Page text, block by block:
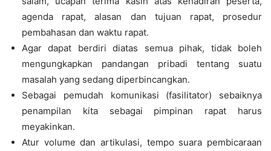
agenda rapat, alasan dan tujuan rapat, prosedur
pembahasan dan waktu rapat.
Agar dapat berdiri diatas semua pihak, tidak boleh
mengungkapkan pandangan pribadi tentang suatu
masalah yang sedang diperbincangkan.
Sebagai pemudah komunikasi (fasilitator) sebaiknya
penampilan kita sebagai pimpinan rapat harus
meyakinkan.
Atur volume dan artikulasi, tempo suara pembicaraan